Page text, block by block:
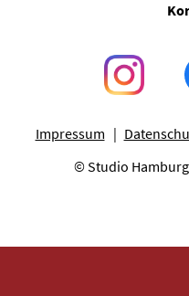
Impressum
© Studio